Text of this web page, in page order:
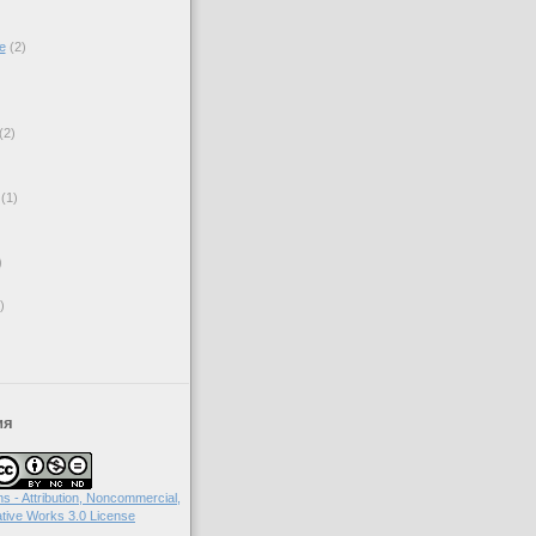
(2)
(2)
(1)
- Attribution, Noncommercial,
Works 3.0 License